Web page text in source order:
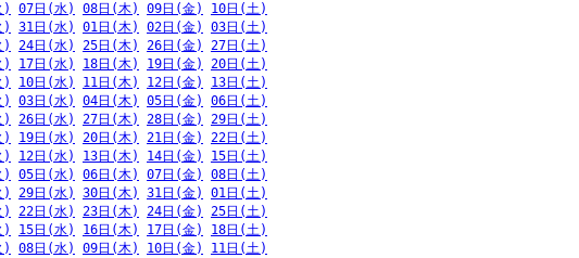
) 07日(水) 08日(木) 09日(金)
10日(土)
) 31日(水) 01日(木) 02日(金)
03日(土)
) 24日(水) 25日(木) 26日(金)
27日(土)
) 17日(水) 18日(木) 19日(金)
20日(土)
) 10日(水) 11日(木) 12日(金)
13日(土)
) 03日(水) 04日(木) 05日(金)
06日(土)
) 26日(水) 27日(木) 28日(金)
29日(土)
) 19日(水) 20日(木) 21日(金)
22日(土)
) 12日(水) 13日(木) 14日(金)
15日(土)
) 05日(水) 06日(木) 07日(金)
08日(土)
) 29日(水) 30日(木) 31日(金)
01日(土)
) 22日(水) 23日(木) 24日(金)
25日(土)
) 15日(水) 16日(木) 17日(金)
18日(土)
) 08日(水) 09日(木) 10日(金)
11日(土)